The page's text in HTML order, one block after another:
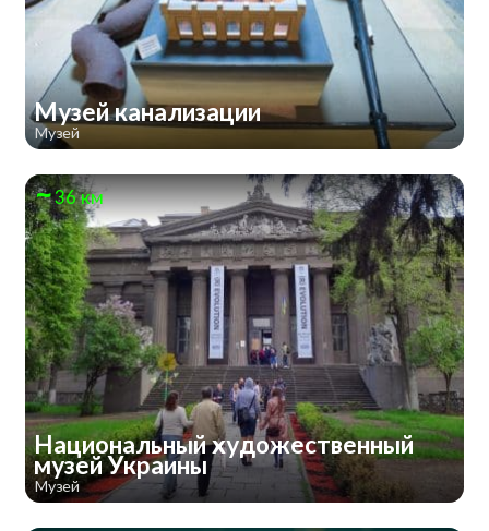
Музей канализации
Музей
36 км
Национальный художественный
музей Украины
Музей